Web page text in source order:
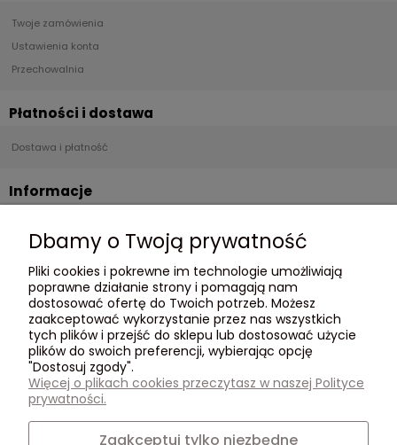
Twoje zamówienia
Ustawienia konta
Przechowalnia
Płatności i dostawa
Dostawa i płatność
Informacje
Polityka Prywatności
O nas
O Nas
Opinie Trustmate
Kontakt
795 562 107
Dbamy o Twoją prywatność
Pliki cookies i pokrewne im technologie umożliwiają
poprawne działanie strony i pomagają nam
dostosować ofertę do Twoich potrzeb. Możesz
zaakceptować wykorzystanie przez nas wszystkich
tych plików i przejść do sklepu lub dostosować użycie
plików do swoich preferencji, wybierając opcję
"Dostosuj zgody".
Więcej o plikach cookies przeczytasz w naszej Polityce
prywatności.
Zaakceptuj tylko niezbędne